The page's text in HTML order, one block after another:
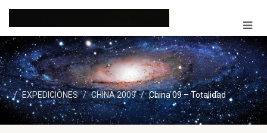
EXPEDICIONES CHINA 2009 China 09 – Totalidad